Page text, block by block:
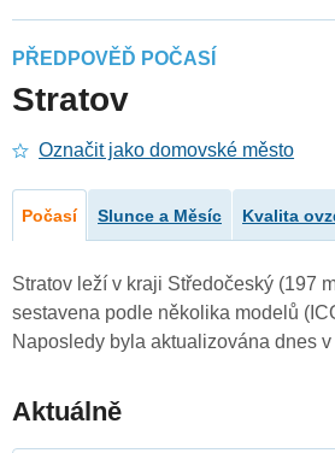
PŘEDPOVĚĎ POČASÍ
Stratov
Označit jako domovské město
Počasí Slunce a Měsíc Kvalita
Stratov leží v kraji Středočeský (197
sestavena podle několika modelů
Naposledy byla aktualizována dnes v
Aktuálně